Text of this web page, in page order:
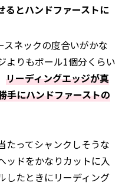
るとハンドファーストに
スネックの度合いがかな
よりもボール1個分くらい
リーディングエッジが真
手にハンドファーストの
たってシャンクしそうな
ッドをかなりカットに入
したときにリーディング